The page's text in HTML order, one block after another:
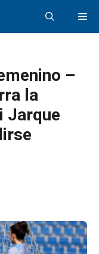
–
la
Jarque